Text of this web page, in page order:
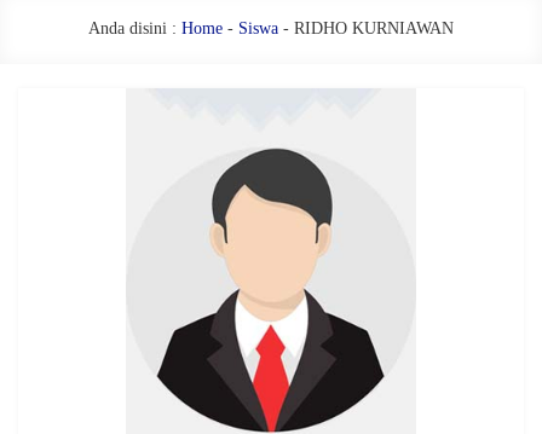
Anda disini : Home - Siswa - RIDHO KURNIAWAN